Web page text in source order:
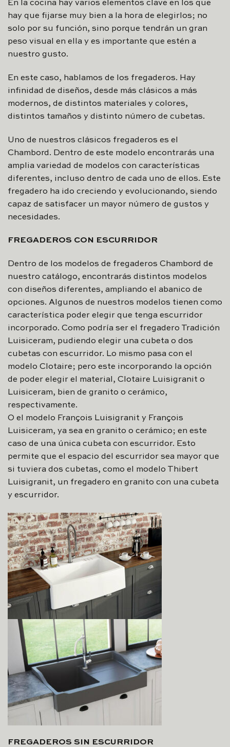
En la cocina hay varios elementos clave en los que
hay que fijarse muy bien a la hora de elegirlos; no
solo por su función, sino porque tendrán un gran
peso visual en ella y es importante que estén a
nuestro gusto.
En este caso, hablamos de los fregaderos. Hay
infinidad de diseños, desde más clásicos a más
modernos, de distintos materiales y colores,
distintos tamaños y distinto número de cubetas.
Uno de nuestros clásicos fregaderos es el
Chambord. Dentro de este modelo encontrarás una
amplia variedad de modelos con características
diferentes, incluso dentro de cada uno de ellos. Este
fregadero ha ido creciendo y evolucionando, siendo
capaz de satisfacer un mayor número de gustos y
necesidades.
FREGADEROS CON ESCURRIDOR
Dentro de los modelos de fregaderos Chambord de
nuestro catálogo, encontrarás distintos modelos
con diseños diferentes, ampliando el abanico de
opciones. Algunos de nuestros modelos tienen como
característica poder elegir que tenga escurridor
incorporado. Como podría ser el fregadero Tradición
Luisiceram, pudiendo elegir una cubeta o dos
cubetas con escurridor. Lo mismo pasa con el
modelo Clotaire; pero este incorporando la opción
de poder elegir el material, Clotaire Luisigranit o
Luisiceram, bien de granito o cerámico,
respectivamente.
O el modelo François Luisigranit y François
Luisiceram, ya sea en granito o cerámico; en este
caso de una única cubeta con escurridor. Esto
permite que el espacio del escurridor sea mayor que
si tuviera dos cubetas, como el modelo Thibert
Luisigranit, un fregadero en granito con una cubeta
y escurridor.
FREGADEROS SIN ESCURRIDOR